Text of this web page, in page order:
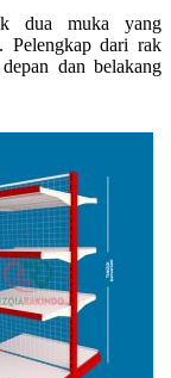
dua muka yang
Pelengkap dari rak
dan belakang